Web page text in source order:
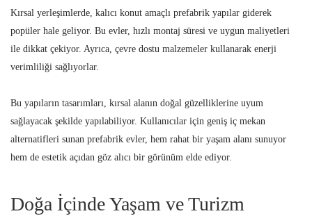
Kırsal yerleşimlerde, kalıcı konut amaçlı prefabrik yapılar giderek
popüler hale geliyor. Bu evler, hızlı montaj süresi ve uygun maliyetleri
ile dikkat çekiyor. Ayrıca, çevre dostu malzemeler kullanarak enerji
verimliliği sağlıyorlar.
Bu yapıların tasarımları, kırsal alanın doğal güzelliklerine uyum
sağlayacak şekilde yapılabiliyor. Kullanıcılar için geniş iç mekan
alternatifleri sunan prefabrik evler, hem rahat bir yaşam alanı sunuyor
hem de estetik açıdan göz alıcı bir görünüm elde ediyor.
Doğa İçinde Yaşam ve Turizm